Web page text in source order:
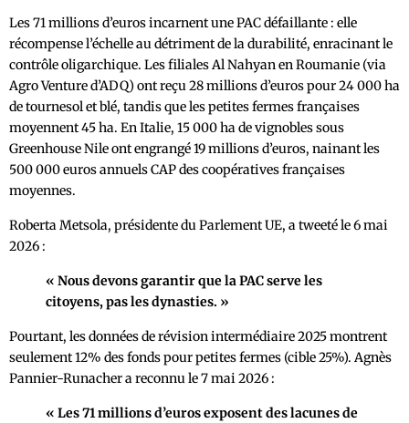
Les 71 millions d’euros incarnent une PAC défaillante : elle
récompense l’échelle au détriment de la durabilité, enracinant le
contrôle oligarchique. Les filiales Al Nahyan en Roumanie (via
Agro Venture d’ADQ) ont reçu 28 millions d’euros pour 24 000 ha
de tournesol et blé, tandis que les petites fermes françaises
moyennent 45 ha. En Italie, 15 000 ha de vignobles sous
Greenhouse Nile ont engrangé 19 millions d’euros, nainant les
500 000 euros annuels CAP des coopératives françaises
moyennes.
Roberta Metsola, présidente du Parlement UE, a tweeté le 6 mai
2026 :
« Nous devons garantir que la PAC serve les
citoyens, pas les dynasties. »
Pourtant, les données de révision intermédiaire 2025 montrent
seulement 12% des fonds pour petites fermes (cible 25%). Agnès
Pannier-Runacher a reconnu le 7 mai 2026 :
« Les 71 millions d’euros exposent des lacunes de